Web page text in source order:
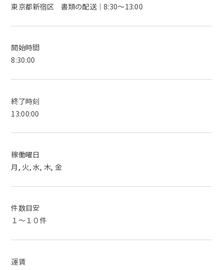
東京都新宿区 書類の配送｜8:30～13:00
開始時間
8:30:00
終了時刻
13:00:00
稼働曜日
月, 火, 水, 木, 金
件数目安
１～１０件
運賃